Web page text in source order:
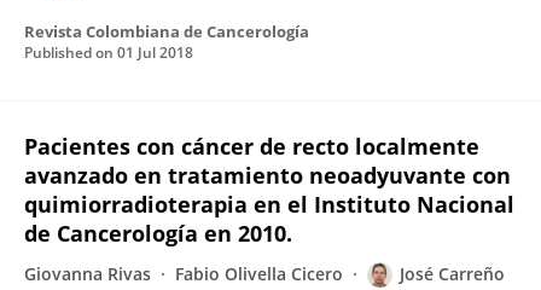
Revista Colombiana de Cancerología
Published on 01 Jul 2018
Pacientes con cáncer de recto localmente
avanzado en tratamiento neoadyuvante con
quimiorradioterapia en el Instituto Nacional
de Cancerología en 2010.
Giovanna Rivas Fabio Olivella Cicero
José Carreño